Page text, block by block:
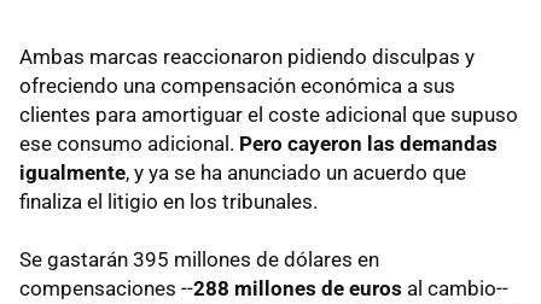
Ambas marcas reaccionaron pidiendo disculpas y
ofreciendo una compensación económica a sus
clientes para amortiguar el coste adicional que supuso
ese consumo adicional. Pero cayeron las demandas
igualmente, y ya se ha anunciado un acuerdo que
finaliza el litigio en los tribunales.
Se gastarán 395 millones de dólares en
compensaciones --288 millones de euros al cambio--